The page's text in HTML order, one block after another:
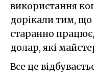
використання
дорікали тим,
старанно
долар, які
Все це